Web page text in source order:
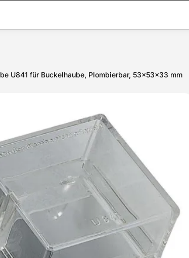
U841 für Buckelhaube, Plombierbar, 53x53x33 mm